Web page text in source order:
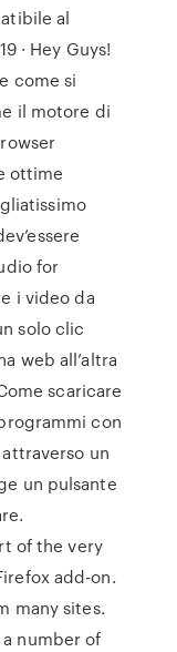
al
· Hey Guys!
come si
il motore di
ottime
for
i video da
solo clic
web all’altra
scaricare
con
un
un pulsante
of the very
add-on.
many sites.
number of